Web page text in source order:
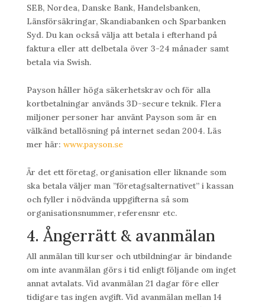
SEB, Nordea, Danske Bank, Handelsbanken,
Länsförsäkringar, Skandiabanken och Sparbanken
Syd. Du kan också välja att betala i efterhand på
faktura eller att delbetala över 3-24 månader samt
betala via Swish.
Payson håller höga säkerhetskrav och för alla
kortbetalningar används 3D-secure teknik. Flera
miljoner personer har använt Payson som är en
välkänd betallösning på internet sedan 2004. Läs
mer här: www.payson.se
Är det ett företag, organisation eller liknande som
ska betala väljer man ”företagsalternativet” i kassan
och fyller i nödvända uppgifterna så som
organisationsnummer, referensnr etc.
4. Ångerrätt & avanmälan
All anmälan till kurser och utbildningar är bindande
om inte avanmälan görs i tid enligt följande om inget
annat avtalats. Vid avanmälan 21 dagar före eller
tidigare tas ingen avgift. Vid avanmälan mellan 14